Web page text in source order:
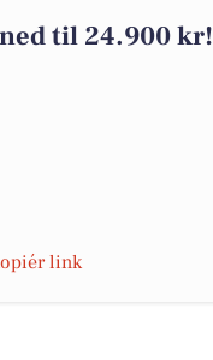
til 24.900 kr!
link